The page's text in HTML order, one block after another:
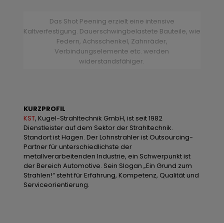
Das Shot Peening erzielt eine intensive
Kaltverfestigung. Dauerschwingbelastete Bauteile, wie
Federn, Achsschenkel, Zahnräder,
Verbindungselemente etc. werden
widerstandsfähiger.
KURZPROFIL
KST, Kugel-Strahltechnik GmbH, ist seit 1982
Dienstleister auf dem Sektor der Strahltechnik.
Standort ist Hagen. Der Lohnstrahler ist Outsourcing-
Partner für unterschiedlichste der
metallverarbeitenden Industrie, ein Schwerpunkt ist
der Bereich Automotive. Sein Slogan „Ein Grund zum
Strahlen!“ steht für Erfahrung, Kompetenz, Qualität und
Serviceorientierung.